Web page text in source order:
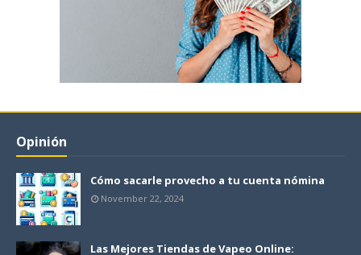
Opinión
Cómo sacarle provecho a tu cuenta nómina
November 22, 2024
Las Mejores Tiendas de Vapeo Online: